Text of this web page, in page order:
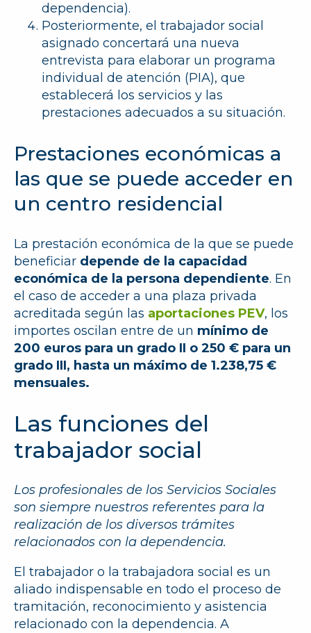
dependencia).
Posteriormente, el trabajador social
asignado concertará una nueva
entrevista para elaborar un programa
individual de atención (PIA), que
establecerá los servicios y las
prestaciones adecuados a su situación.
Prestaciones económicas a
las que se puede acceder en
un centro residencial
La prestación económica de la que se puede
beneficiar depende de la capacidad
económica de la persona dependiente. En
el caso de acceder a una plaza privada
acreditada según las aportaciones PEV, los
importes oscilan entre de un mínimo de
200 euros para un grado II o 250 € para un
grado III, hasta un máximo de 1.238,75 €
mensuales.
Las funciones del
trabajador social
Los profesionales de los Servicios Sociales
son siempre nuestros referentes para la
realización de los diversos trámites
relacionados con la dependencia.
El trabajador o la trabajadora social es un
aliado indispensable en todo el proceso de
tramitación, reconocimiento y asistencia
relacionado con la dependencia. A